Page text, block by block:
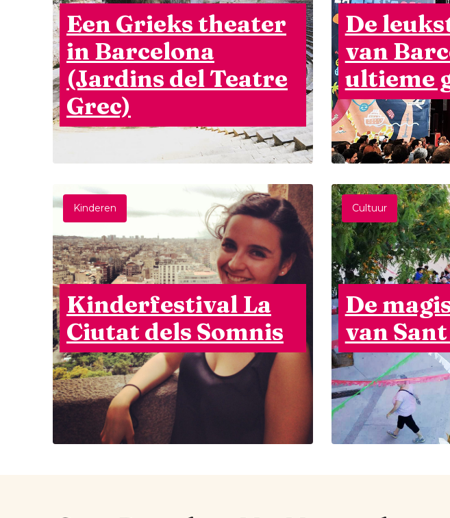
Een Grieks theater
in Barcelona
(Jardins del Teatre
Grec)
De
van
ultieme
Kinderen
Kinderfestival La
Ciutat dels Somnis
Cultuur
De
van